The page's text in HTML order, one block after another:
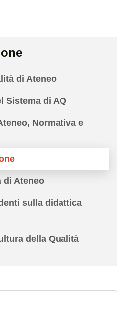
di Ateneo
Sistema di AQ
Normativa e
di Ateneo
sulla didattica
della Qualità